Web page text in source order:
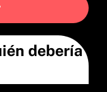
debería